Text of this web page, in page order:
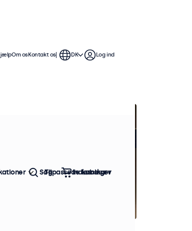
Om osKontakt os DK Log ind
Tilpassede løsninger
Søg Indkøbskurv